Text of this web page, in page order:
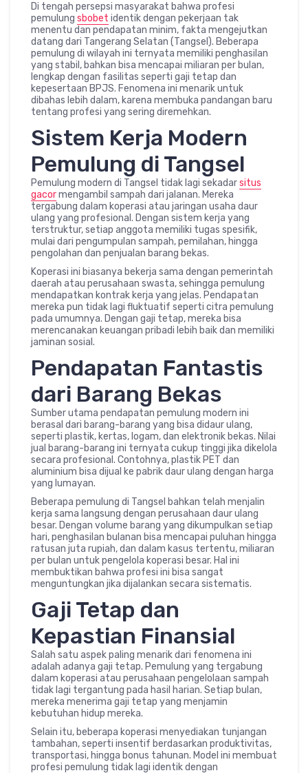
Di tengah persepsi masyarakat bahwa profesi
pemulung sbobet identik dengan pekerjaan tak
menentu dan pendapatan minim, fakta mengejutkan
datang dari Tangerang Selatan (Tangsel). Beberapa
pemulung di wilayah ini ternyata memiliki penghasilan
yang stabil, bahkan bisa mencapai miliaran per bulan,
lengkap dengan fasilitas seperti gaji tetap dan
kepesertaan BPJS. Fenomena ini menarik untuk
dibahas lebih dalam, karena membuka pandangan baru
tentang profesi yang sering diremehkan.
Sistem Kerja Modern
Pemulung di Tangsel
Pemulung modern di Tangsel tidak lagi sekadarsitus
gacormengambil sampah dari jalanan. Mereka
tergabung dalam koperasi atau jaringan usaha daur
ulang yang profesional. Dengan sistem kerja yang
terstruktur, setiap anggota memiliki tugas spesifik,
mulai dari pengumpulan sampah, pemilahan, hingga
pengolahan dan penjualan barang bekas.
Koperasi ini biasanya bekerja sama dengan pemerintah
daerah atau perusahaan swasta, sehingga pemulung
mendapatkan kontrak kerja yang jelas. Pendapatan
mereka pun tidak lagi fluktuatif seperti citra pemulung
pada umumnya. Dengan gaji tetap, mereka bisa
merencanakan keuangan pribadi lebih baik dan memiliki
jaminan sosial.
Pendapatan Fantastis
dari Barang Bekas
Sumber utama pendapatan pemulung modern ini
berasal dari barang-barang yang bisa didaur ulang,
seperti plastik, kertas, logam, dan elektronik bekas. Nilai
jual barang-barang ini ternyata cukup tinggi jika dikelola
secara profesional. Contohnya, plastik PET dan
aluminium bisa dijual ke pabrik daur ulang dengan harga
yang lumayan.
Beberapa pemulung di Tangsel bahkan telah menjalin
kerja sama langsung dengan perusahaan daur ulang
besar. Dengan volume barang yang dikumpulkan setiap
hari, penghasilan bulanan bisa mencapai puluhan hingga
ratusan juta rupiah, dan dalam kasus tertentu, miliaran
per bulan untuk pengelola koperasi besar. Hal ini
membuktikan bahwa profesi ini bisa sangat
menguntungkan jika dijalankan secara sistematis.
Gaji Tetap dan
Kepastian Finansial
Salah satu aspek paling menarik dari fenomena ini
adalah adanya gaji tetap. Pemulung yang tergabung
dalam koperasi atau perusahaan pengelolaan sampah
tidak lagi tergantung pada hasil harian. Setiap bulan,
mereka menerima gaji tetap yang menjamin
kebutuhan hidup mereka.
Selain itu, beberapa koperasi menyediakan tunjangan
tambahan, seperti insentif berdasarkan produktivitas,
transportasi, hingga bonus tahunan. Model ini membuat
profesi pemulung tidak lagi identik dengan